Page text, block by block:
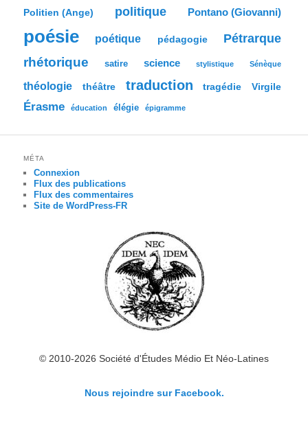
Politien (Ange) politique Pontano (Giovanni)
poésie poétique pédagogie Pétrarque
rhétorique satire science stylistique Sénèque
théologie théâtre traduction tragédie Virgile
Érasme éducation élégie épigramme
MÉTA
Connexion
Flux des publications
Flux des commentaires
Site de WordPress-FR
© 2010-2026 Société d'Études Médio Et Néo-Latines
Nous rejoindre sur Facebook.